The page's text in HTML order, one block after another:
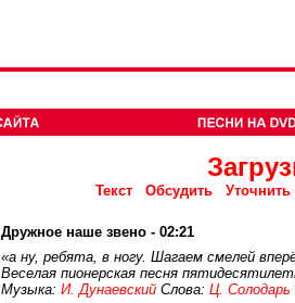
Текст Обсудить
Дружное наше звено - 02:21
«а ну, ребята, в ногу. Шагаем смелей
Веселая пионерская песня
Музыка: И. Дунаевский Слова: Ц. Солодарь